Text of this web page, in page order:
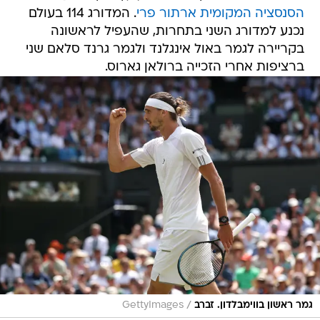
הסנסציה המקומית ארתור פרי
. המדורג 114 בעולם
נכנע למדורג השני בתחרות, שהעפיל לראשונה
בקריירה לגמר באול אינגלנד ולגמר גרנד סלאם שני
ברציפות אחרי הזכייה ברולאן גארוס.
גמר ראשון בווימבלדון. זברב /
GettyImages